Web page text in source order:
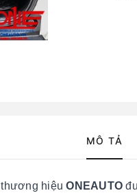
MÔ TẢ
thương hiệuONEAUTO